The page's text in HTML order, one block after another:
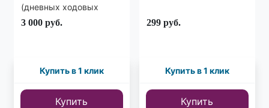
(дневных ходовых
огней) с функцией
3 000 руб.
Купить в 1 клик
Купить
299 руб.
Купить в 1 клик
Купить